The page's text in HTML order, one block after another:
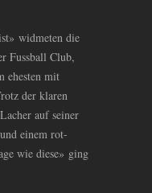
widmeten die
Fussball Club,
ehesten mit
der klaren
auf seiner
einem rot-
wie diese» ging